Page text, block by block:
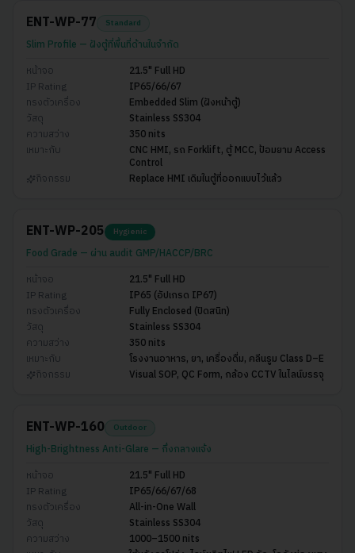
ENT-WP-77 Standard
Slim Profile — ฝังตู้ที่พื้นที่ด้านในจำกัด
หน้าจอ
21.5" Full HD
IP Rating
IP65/66/67
ทรงตัวเครื่อง
Embedded Slim (ฝังหน้าตู้)
วัสดุ
Stainless SS304
ความสว่าง
350 nits
เหมาะกับ
CNC HMI, รถ Forklift, ตู้ MCC, ป้อมยาม Access
Control
กิจกรรม
Replace HMI เดิมในตู้ที่ออกแบบไว้แล้ว
ENT-WP-205 Hygienic
Food Grade — ผ่าน audit GMP/HACCP/BRC
หน้าจอ
21.5" Full HD
IP Rating
IP65 (อัปเกรด IP67)
ทรงตัวเครื่อง
Fully Enclosed (ปิดสนิท)
วัสดุ
Stainless SS304
ความสว่าง
350 nits
เหมาะกับ
โรงงานอาหาร, ยา, เครื่องดื่ม, คลีนรูม Class D–E
กิจกรรม
Visual SOP, QC Form, กล้อง CCTV ในไลน์บรรจุ
ENT-WP-160 Outdoor
High-Brightness Anti-Glare — กึ่งกลางแจ้ง
หน้าจอ
21.5" Full HD
IP Rating
IP65/66/67/68
ทรงตัวเครื่อง
All-in-One Wall
วัสดุ
Stainless SS304
ความสว่าง
1000–1500 nits